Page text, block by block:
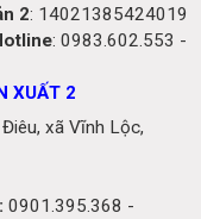
2: 14021385424019
: 0983.602.553 -
XUẤT 2
xã Vĩnh Lộc,
0901.395.368 -